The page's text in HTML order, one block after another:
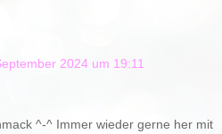
2024 um 19:11
^-^ Immer wieder gerne her mit